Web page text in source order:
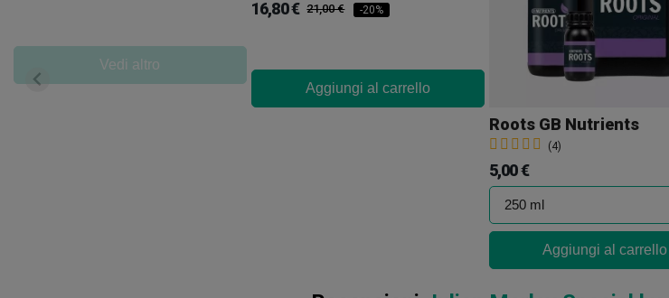
Vedi altro
16,80 € 21,00 € -20%
Aggiungi al carrello
Roots GB Nutrients
(4)
5,00 €
Aggiungi al carrello